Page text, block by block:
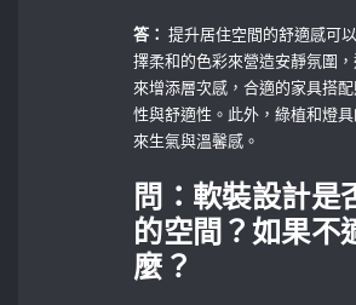
答： 提升居住空間的舒適感可
擇柔和的色彩來營造安靜氛圍
來增添層次感，合適的家具搭
性與舒適性。此外，綠植和燈
來生氣與溫馨感。
問：軟裝設計是
的空間？如果不
麼？